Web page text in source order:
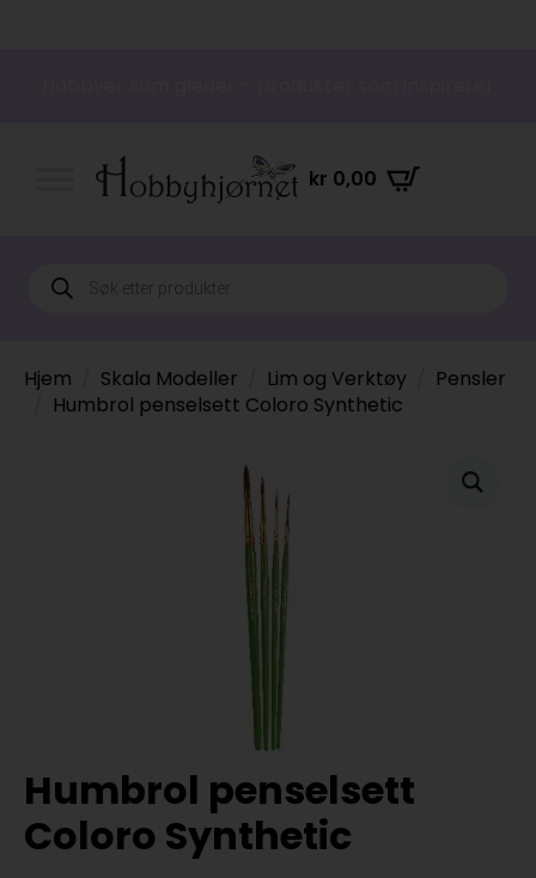
kr 0,00
Products
search
Hjem Skala Modeller Lim og Verktøy
Pensler
Humbrol penselsett Coloro Synthetic
Humbrol penselsett
Coloro Synthetic